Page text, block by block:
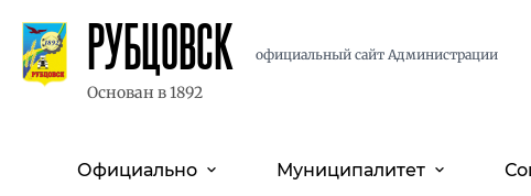
РУБЦОВСК
Основан в 1892
официальный сайт Администрации
Основная
Официально expand_more Муниципалитет expand_more